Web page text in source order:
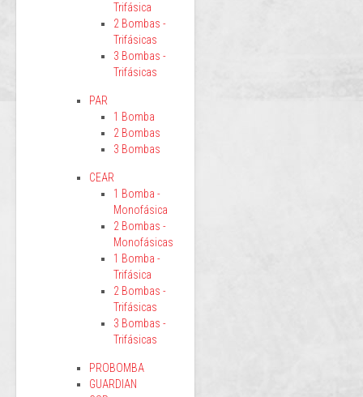
Trifásica
2 Bombas -
Trifásicas
3 Bombas -
Trifásicas
PAR
1 Bomba
2 Bombas
3 Bombas
CEAR
1 Bomba -
Monofásica
2 Bombas -
Monofásicas
1 Bomba -
Trifásica
2 Bombas -
Trifásicas
3 Bombas -
Trifásicas
PROBOMBA
GUARDIAN